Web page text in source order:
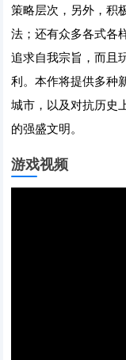
策略层次，另外，积
法；还有众多各式各
追求自我宗旨，而且
利。本作将提供多种
城市，以及对抗历史
的强盛文明。
游戏视频